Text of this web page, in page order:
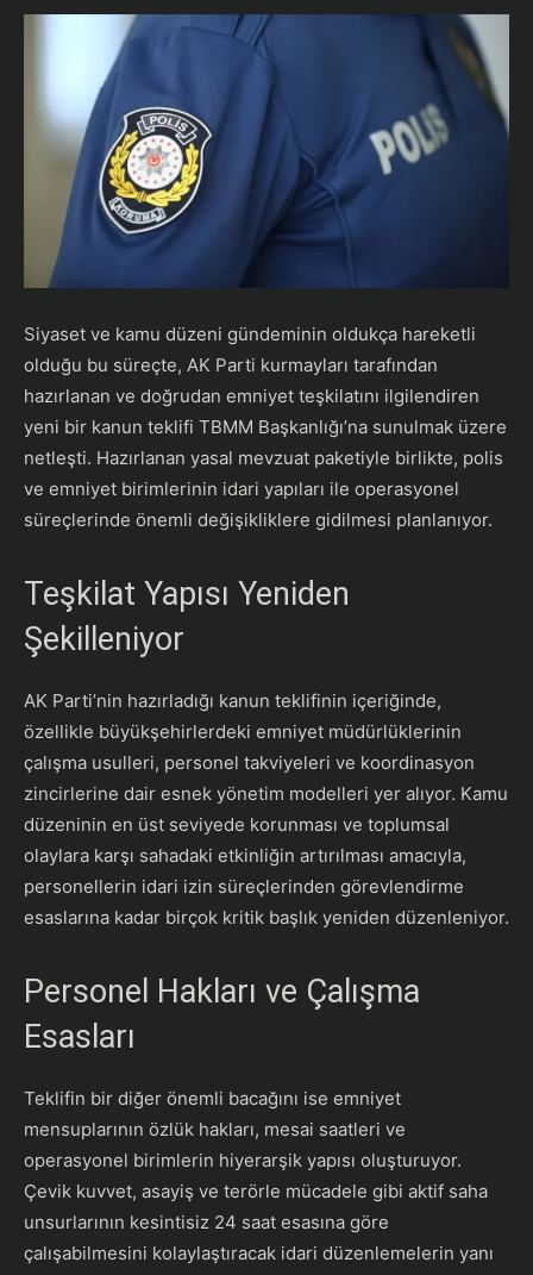
Siyaset ve kamu düzeni gündeminin oldukça hareketli
olduğu bu süreçte, AK Parti kurmayları tarafından
hazırlanan ve doğrudan emniyet teşkilatını ilgilendiren
yeni bir kanun teklifi TBMM Başkanlığı’na sunulmak üzere
netleşti. Hazırlanan yasal mevzuat paketiyle birlikte, polis
ve emniyet birimlerinin idari yapıları ile operasyonel
süreçlerinde önemli değişikliklere gidilmesi planlanıyor.
​Teşkilat Yapısı Yeniden
Şekilleniyor
​AK Parti’nin hazırladığı kanun teklifinin içeriğinde,
özellikle büyükşehirlerdeki emniyet müdürlüklerinin
çalışma usulleri, personel takviyeleri ve koordinasyon
zincirlerine dair esnek yönetim modelleri yer alıyor. Kamu
düzeninin en üst seviyede korunması ve toplumsal
olaylara karşı sahadaki etkinliğin artırılması amacıyla,
personellerin idari izin süreçlerinden görevlendirme
esaslarına kadar birçok kritik başlık yeniden düzenleniyor.
​Personel Hakları ve Çalışma
Esasları
​Teklifin bir diğer önemli bacağını ise emniyet
mensuplarının özlük hakları, mesai saatleri ve
operasyonel birimlerin hiyerarşik yapısı oluşturuyor.
Çevik kuvvet, asayiş ve terörle mücadele gibi aktif saha
unsurlarının kesintisiz 24 saat esasına göre
çalışabilmesini kolaylaştıracak idari düzenlemelerin yanı